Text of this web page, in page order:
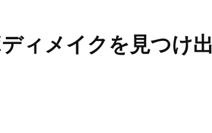
ィメイクを見つけ出